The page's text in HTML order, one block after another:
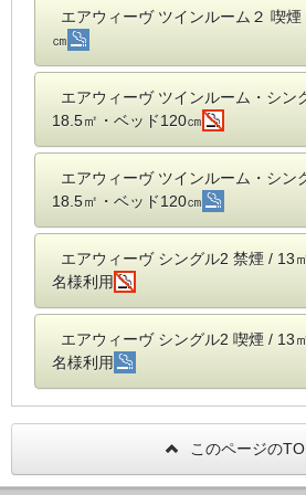
エアウィーヴ ツインルーム２ 喫
㎝
エアウィーヴ ツインルーム・シン
18.5㎡・ベッド120㎝
エアウィーヴ ツインルーム・シン
18.5㎡・ベッド120㎝
エアウィーヴ シングル2 禁煙 / 13
名様利用
エアウィーヴ シングル2 喫煙 / 13
名様利用
このページの